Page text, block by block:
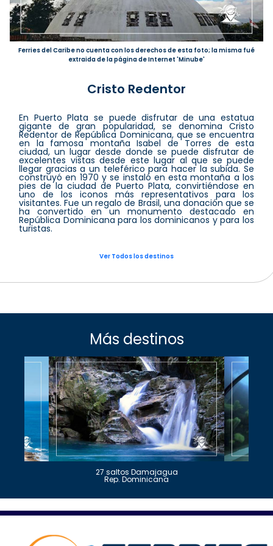
Ferries del Caribe no cuenta con los derechos de esta foto; la misma fué
extraida de la página de Internet 'Minube'
Cristo Redentor
En Puerto Plata se puede disfrutar de una estatua
gigante de gran popularidad, se denomina Cristo
Redentor de República Dominicana, que se encuentra
en la famosa montaña Isabel de Torres de esta
ciudad, un lugar desde donde se puede disfrutar de
excelentes vistas desde este lugar al que se puede
llegar gracias a un teleférico para hacer la subida. Se
construyó en 1970 y se instaló en esta montaña a los
pies de la ciudad de Puerto Plata, convirtiéndose en
uno de los iconos más representativos para los
visitantes. Fue un regalo de Brasil, una donación que se
ha convertido en un monumento destacado en
República Dominicana para los dominicanos y para los
turistas.
Ver Todos los destinos
Más destinos
27 saltos Damajagua
Rep. Dominicana